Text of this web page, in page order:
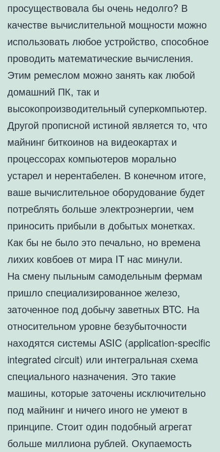
просуществовала бы очень недолго? В
качестве вычислительной мощности можно
использовать любое устройство, способное
проводить математические вычисления.
Этим ремеслом можно занять как любой
домашний ПК, так и
высокопроизводительный суперкомпьютер.
Другой прописной истиной является то, что
майнинг биткоинов на видеокартах и
процессорах компьютеров морально
устарел и нерентабелен. В конечном итоге,
ваше вычислительное оборудование будет
потреблять больше электроэнергии, чем
приносить прибыли в добытых монетках.
Как бы не было это печально, но времена
лихих ковбоев от мира IT нас минули.
На смену пыльным самодельным фермам
пришло специализированное железо,
заточенное под добычу заветных BTC. На
относительном уровне безубыточности
находятся системы ASIC (application-specific
integrated circuit) или интегральная схема
специального назначения. Это такие
машины, которые заточены исключительно
под майнинг и ничего иного не умеют в
принципе. Стоит один подобный агрегат
больше миллиона рублей. Окупаемость